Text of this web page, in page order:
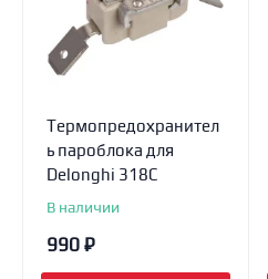
Термопредохранител
ь пароблока для
Delonghi 318С
В наличии
990 ₽